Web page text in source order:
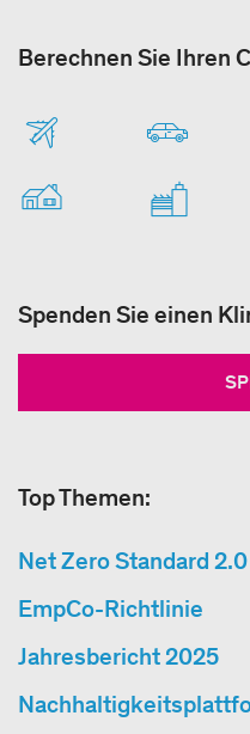
Berechnen Sie Ihren
Spenden Sie einen
Top Themen:
Net Zero Standard
EmpCo-Richtlinie
Jahresbericht 2025